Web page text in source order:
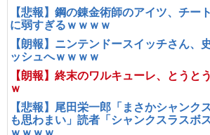
【悲報】鋼の錬金術師のアイツ、チー
に弱すぎるｗｗｗｗ
【朗報】ニンテンドースイッチさん、
ッシュへｗｗｗｗ
【朗報】終末のワルキューレ、とうと
ｗ
【悲報】尾田栄一郎「まさかシャンク
も思わまい」読者「シャンクスラスボ
ｗｗｗｗ